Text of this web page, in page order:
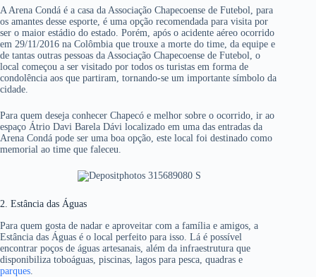
A Arena Condá é a casa da Associação Chapecoense de Futebol, para
os amantes desse esporte, é uma opção recomendada para visita por
ser o maior estádio do estado. Porém, após o acidente aéreo ocorrido
em 29/11/2016 na Colômbia que trouxe a morte do time, da equipe e
de tantas outras pessoas da Associação Chapecoense de Futebol, o
local começou a ser visitado por todos os turistas em forma de
condolência aos que partiram, tornando-se um importante símbolo da
cidade.
Para quem deseja conhecer Chapecó e melhor sobre o ocorrido, ir ao
espaço Átrio Davi Barela Dávi localizado em uma das entradas da
Arena Condá pode ser uma boa opção, este local foi destinado como
memorial ao time que faleceu.
2. Estância das Águas
Para quem gosta de nadar e aproveitar com a família e amigos, a
Estância das Águas é o local perfeito para isso. Lá é possível
encontrar poços de águas artesanais, além da infraestrutura que
disponibiliza toboáguas, piscinas, lagos para pesca, quadras e
parques